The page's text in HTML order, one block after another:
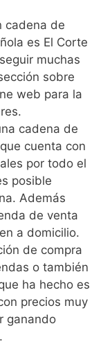
cadena de
es El Corte
muchas
sobre
web para la
cadena de
cuenta con
por todo el
posible
Además
de venta
a domicilio.
de compra
o también
ha hecho es
precios muy
ganando